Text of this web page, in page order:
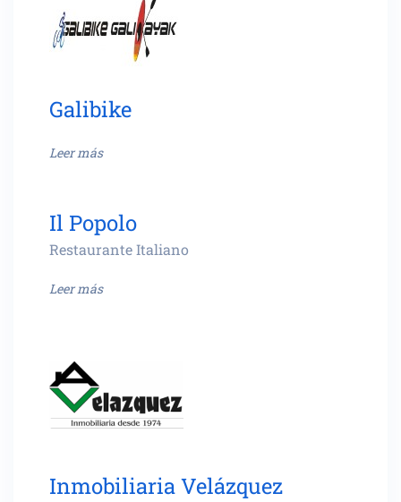
Galibike
Leer más
Il Popolo
Restaurante Italiano
Leer más
Inmobiliaria Velázquez